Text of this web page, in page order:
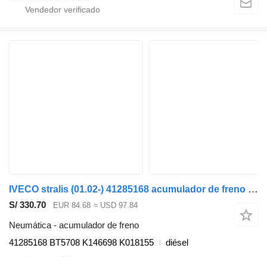
IVECO stralis (01.02-) 41285168 acumulador de freno para IVECO Stralis, Trakker (2002-) cabeza tractora
S/ 330.70 EUR 84.68 ≈ USD 97.84
Neumática - acumulador de freno
41285168 BT5708 K146698 K018155
diésel